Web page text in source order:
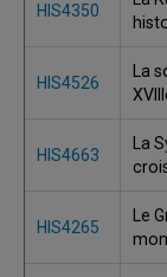
HIS4350
HIS4526
La
HIS4663
La
HIS4265
Le